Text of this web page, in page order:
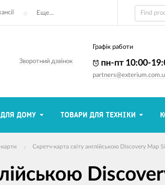
Еще...
Зворотний дзвінок
Графік работи
пн-пт 10:00-
ДОМУ ТОВАРИ ДЛЯ ТЕХНІКИ
Скретч-карта світу англійською Discovery Map